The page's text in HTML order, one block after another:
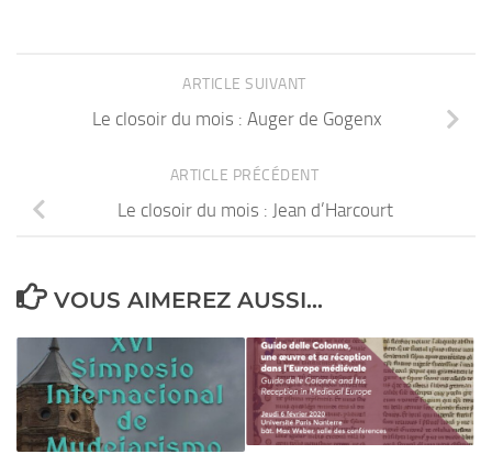
ARTICLE SUIVANT
Le closoir du mois : Auger de Gogenx
ARTICLE PRÉCÉDENT
Le closoir du mois : Jean d’Harcourt
VOUS AIMEREZ AUSSI...